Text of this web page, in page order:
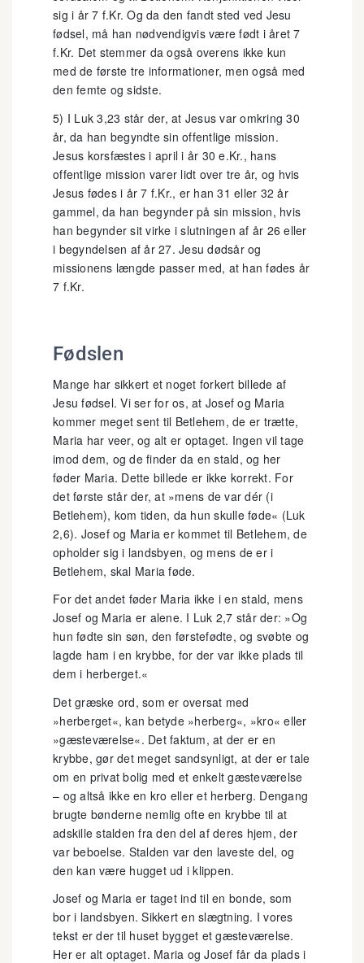
sig i år 7 f.Kr. Og da den fandt sted ved Jesu
fødsel, må han nødvendigvis være født i året 7
f.Kr. Det stemmer da også overens ikke kun
med de første tre informationer, men også med
den femte og sidste.
5) I Luk 3,23 står der, at Jesus var omkring 30
år, da han begyndte sin offentlige mission.
Jesus korsfæstes i april i år 30 e.Kr., hans
offentlige mission varer lidt over tre år, og hvis
Jesus fødes i år 7 f.Kr., er han 31 eller 32 år
gammel, da han begynder på sin mission, hvis
han begynder sit virke i slutningen af år 26 eller
i begyndelsen af år 27. Jesu dødsår og
missionens længde passer med, at han fødes år
7 f.Kr.
Fødslen
Mange har sikkert et noget forkert billede af
Jesu fødsel. Vi ser for os, at Josef og Maria
kommer meget sent til Betlehem, de er trætte,
Maria har veer, og alt er optaget. Ingen vil tage
imod dem, og de finder da en stald, og her
føder Maria. Dette billede er ikke korrekt. For
det første står der, at »mens de var dér (i
Betlehem), kom tiden, da hun skulle føde« (Luk
2,6). Josef og Maria er kommet til Betlehem, de
opholder sig i landsbyen, og mens de er i
Betlehem, skal Maria føde.
For det andet føder Maria ikke i en stald, mens
Josef og Maria er alene. I Luk 2,7 står der: »Og
hun fødte sin søn, den førstefødte, og svøbte og
lagde ham i en krybbe, for der var ikke plads til
dem i herberget.«
Det græske ord, som er oversat med
»herberget«, kan betyde »herberg«, »kro« eller
»gæsteværelse«. Det faktum, at der er en
krybbe, gør det meget sandsynligt, at der er tale
om en privat bolig med et enkelt gæsteværelse
– og altså ikke en kro eller et herberg. Dengang
brugte bønderne nemlig ofte en krybbe til at
adskille stalden fra den del af deres hjem, der
var beboelse. Stalden var den laveste del, og
den kan være hugget ud i klippen.
Josef og Maria er taget ind til en bonde, som
bor i landsbyen. Sikkert en slægtning. I vores
tekst er der til huset bygget et gæsteværelse.
Her er alt optaget. Maria og Josef får da plads i